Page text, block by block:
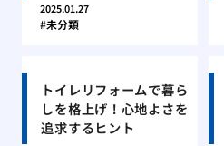
2025.01.27
未分類
トイレリフォームで暮ら
しを格上げ！心地よさを
追求するヒント